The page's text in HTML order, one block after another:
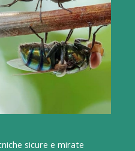
sicure e mirate